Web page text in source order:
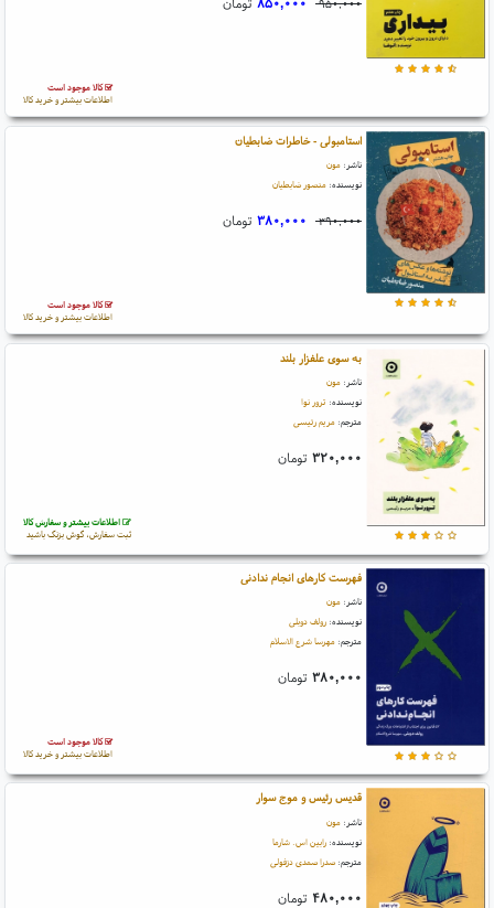
۹۵۰,۰۰۰
کالا موجود است
اطلاعات بیشتر و خرید کالا
استامبولی - خاطرات ضابطیان
ناشر: مون
نویسنده: منصور ضابطیان
۳۹۰,۰۰۰ ۳۸۰,۰۰۰ تومان
کالا موجود است
اطلاعات بیشتر و خرید کالا
به سوی علفزار بلند
ناشر: مون
نویسنده: ترور نوا
مترجم: مریم رئیسی
۳۲۰,۰۰۰ تومان
اطلاعات بیشتر و سفارش کالا
ثبت سفارش، گوش بزنگ باشید
فهرست کارهای انجام ندادنی
ناشر: مون
نویسنده: رولف دوبلی
مترجم: مهرسا شرع الاسلام
۳۸۰,۰۰۰ تومان
کالا موجود است
اطلاعات بیشتر و خرید کالا
قدیس رئیس و موج سوار
ناشر: مون
نویسنده: رابین اس. شارما
مترجم: صدرا صمدی دزفولی
۴۸۰,۰۰۰ تومان